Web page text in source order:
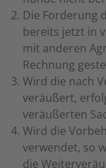
Die Forderung
bereits jetzt in
mit anderen
Rechnung
Wird die nach
veräußert,
veräußerten
Wird die
verwendet, so
die